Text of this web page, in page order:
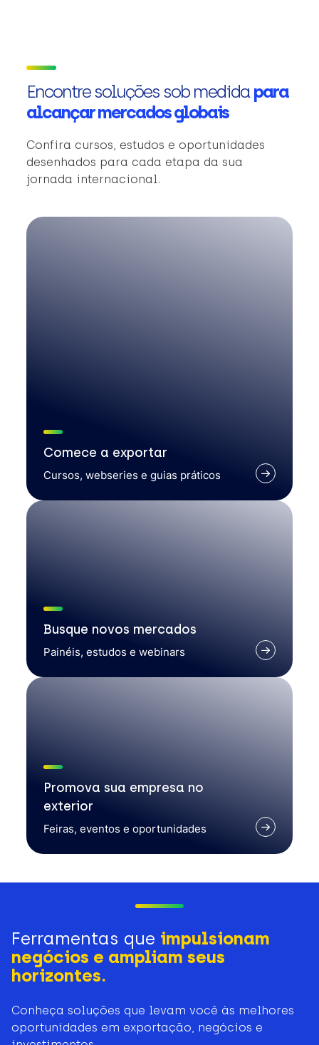
Encontre soluções sob medidapara
alcançar mercados globais
Confira cursos, estudos e oportunidades
desenhados para cada etapa da sua
jornada internacional.
Comece a exportar
Cursos, webseries e guias práticos
Busque novos mercados
Painéis, estudos e webinars
Promova sua empresa no
exterior
Feiras, eventos e oportunidades
Ferramentas que impulsionam
negócios e ampliam seus
horizontes.
Conheça soluções que levam você às melhores
oportunidades em exportação, negócios e